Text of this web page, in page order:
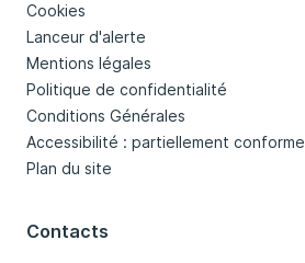
Cookies
Lanceur d'alerte
Mentions légales
Politique de confidentialité
Conditions Générales
Accessibilité : partiellement conforme
Plan du site
Contacts